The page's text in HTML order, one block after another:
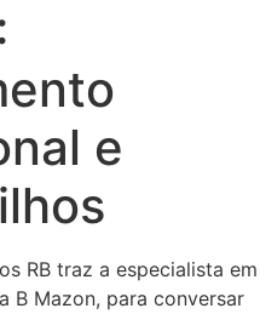
e
RB traz a especialista em
B Mazon, para conversar